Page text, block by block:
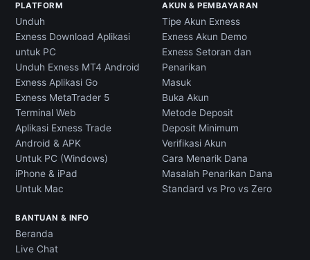
PLATFORM
Unduh
Exness Download Aplikasi
untuk PC
Unduh Exness MT4 Android
Exness Aplikasi Go
Exness MetaTrader 5
Terminal Web
Aplikasi Exness Trade
Android & APK
Untuk PC (Windows)
iPhone & iPad
Untuk Mac
AKUN & PEMBAYARAN
Tipe Akun Exness
Exness Akun Demo
Exness Setoran dan
Penarikan
Masuk
Buka Akun
Metode Deposit
Deposit Minimum
Verifikasi Akun
Cara Menarik Dana
Masalah Penarikan Dana
Standard vs Pro vs Zero
BANTUAN & INFO
Beranda
Live Chat